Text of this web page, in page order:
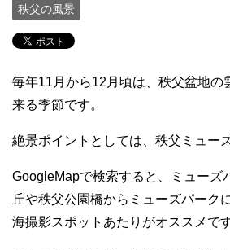
秩父の風景
毎年11月から12月頃は、秩父盆地の
来る季節です。
絶景ポイントとしては、秩父ミュー
GoogleMapで検索すると、ミューズ
丘や秩父公園橋からミューズパーク
海撮影スポットあたりがオススメです